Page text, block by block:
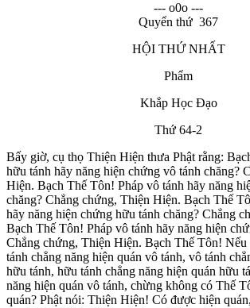
--- o0o ---
Quyển thứ 367
HỘI THỨ NHẤT
Phẩm
Khắp Học Đạo
Thứ 64-2
Bấy giờ, cụ thọ Thiện Hiện thưa Phật rằng:
hữu tánh hãy năng hiện chứng vô tánh chăng?
Hiện. Bạch Thế Tôn! Pháp vô tánh hãy năng
chăng? Chẳng chứng, Thiện Hiện. Bạch Thế
hãy năng hiện chứng hữu tánh chăng? Chẳng
Bạch Thế Tôn! Pháp vô tánh hãy năng hiện
Chẳng chứng, Thiện Hiện. Bạch Thế Tôn! Nếu
tánh chẳng năng hiện quán vô tánh, vô tánh
hữu tánh, hữu tánh chẳng năng hiện quán hữu
năng hiện quán vô tánh, chừng không có Thế
quán? Phật nói: Thiện Hiện! Có được hiện